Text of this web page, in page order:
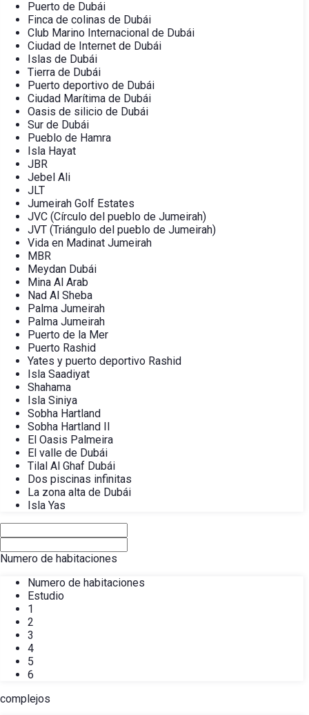
Puerto de Dubái
Finca de colinas de Dubái
Club Marino Internacional de Dubái
Ciudad de Internet de Dubái
Islas de Dubái
Tierra de Dubái
Puerto deportivo de Dubái
Ciudad Marítima de Dubái
Oasis de silicio de Dubái
Sur de Dubái
Pueblo de Hamra
Isla Hayat
JBR
Jebel Ali
JLT
Jumeirah Golf Estates
JVC (Círculo del pueblo de Jumeirah)
JVT (Triángulo del pueblo de Jumeirah)
Vida en Madinat Jumeirah
MBR
Meydan Dubái
Mina Al Arab
Nad Al Sheba
Palma Jumeirah
Palma Jumeirah
Puerto de la Mer
Puerto Rashid
Yates y puerto deportivo Rashid
Isla Saadiyat
Shahama
Isla Siniya
Sobha Hartland
Sobha Hartland II
El Oasis Palmeira
El valle de Dubái
Tilal Al Ghaf Dubái
Dos piscinas infinitas
La zona alta de Dubái
Isla Yas
Numero de habitaciones
Numero de habitaciones
Estudio
1
2
3
4
5
6
complejos